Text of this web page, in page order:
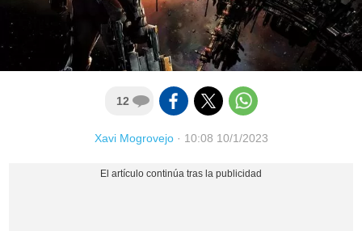
12
Xavi Mogrovejo· 10:08 10/1/2023